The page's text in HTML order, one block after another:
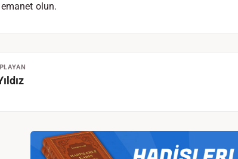
olun.